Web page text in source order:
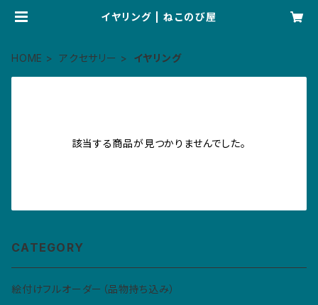
イヤリング | ねこのび屋
HOME アクセサリー イヤリング
該当する商品が見つかりませんでした。
CATEGORY
絵付けフルオーダー（品物持ち込み）